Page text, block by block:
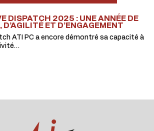
DISPATCH 2025 : UNE ANNÉE DE
D’AGILITÉ ET D’ENGAGEMENT
ATI PC a encore démontré sa capacité à